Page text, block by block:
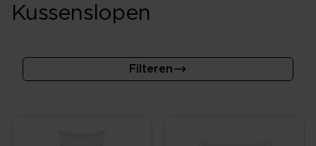
Kussenslopen
Filteren